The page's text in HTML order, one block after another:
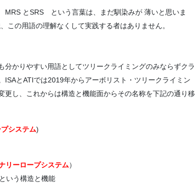
とSRS という言葉は、まだ馴染みが 薄いと思いま
この用語の理解なくして実践する者はありません。
かりやすい用語としてツリークライミングのみならずクラ
とATIでは2019年からアーボリスト・ツリークライミン
し、これからは構造と機能面からその名称を下記の通り移
システム)
リーロープシステム）
いう構造と機能